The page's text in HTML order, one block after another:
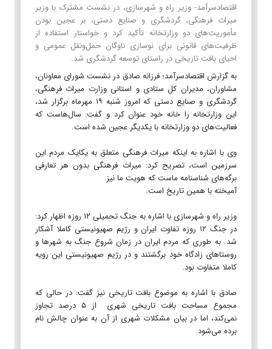
اقتصادسرآمد- وزیر راه و شهرسازی، در نشست مشترک با وزیر
میراث فرهنگی، گردشگری و صنایع دستی، بر عجین بودن
مأموریت‌های دو وزارتخانه تأکید کرد و خواستار استفاده از
ظرفیت‌های قانونی برای نوسازی ناوگان حمل‌ونقل عمومی و
احیای بافت تاریخی در راستای توسعه گردشگری شد.
به گزارش اقتصادسرآمد؛ فرزانه صادق در نشست شورای معاونان،
مشاوران، مدیران کل ستادی و استانی وزارت میراث فرهنگی،
گردشگری و صنایع دستی که امروز شنبه ۱۹ مهرماه برگزار شد،
این وزارتخانه را خانه خود عنوان کرد و گفت: سال‌هاست که
فعالیت‌های دو وزارتخانه با یکدیگر عجین شده است.
وی با اشاره به اینکه میراث فرهنگی متعلق به یکایک مردم این
سرزمین است، تصریح کرد: میراث فرهنگی بدون هر تعارفی
برگه‌های شناسنامه ماست که هویت ما نیز
آمیخته با همین تاریخ است.
وزیر راه و شهرسازی با اشاره به جنگ تحمیلی ۱۲ روزه اظهار کرد:
در جنگ ۱۲ روزه تفاوت ایران و رژیم صهیونیستی کاملا آشکار
شد. به طوری که مردم ایران در زمان شروع جنگ به شهرها و
روستاهای زادگاه خود برگشتند و در رژیم صهیونیستی این رویه
کاملا متفاوت بود.
صادق با اشاره به موضوع بافت تاریخی نیز گفت: در حالی که
مجموع مساحت بافت تاریخی شهری از ۵ درصد تجاوز
نمی‌کند، اما در بیان مشکلات شهری از آن به عنوان چالش نام
برده می‌شود.